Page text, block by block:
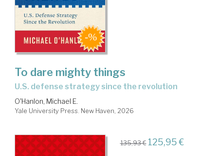
To dare mighty things
U.S. defense strategy since the revolution
O'Hanlon, Michael E.
Yale University Press. New Haven, 2026
135,93 € 125,95 €